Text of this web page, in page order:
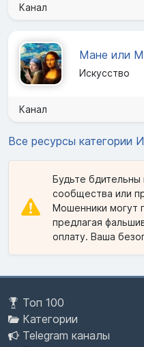
Канал
Мане или
Искусство
Канал
Все ресурсы категории
Будьте бдительны
сообщества или
Мошенники могут
предлагая
оплату. Ваша
Топ 100
Категории
Telegram каналы